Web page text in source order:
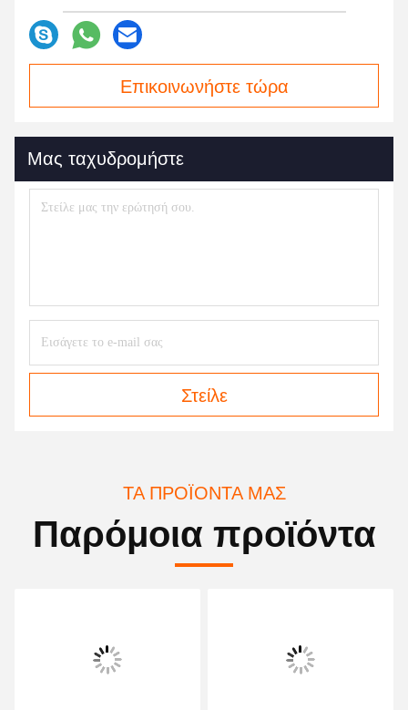
Επικοινωνήστε τώρα
Μας ταχυδρομήστε
Στείλε
ΤΑ ΠΡΟΪΌΝΤΑ ΜΑΣ
Παρόμοια προϊόντα